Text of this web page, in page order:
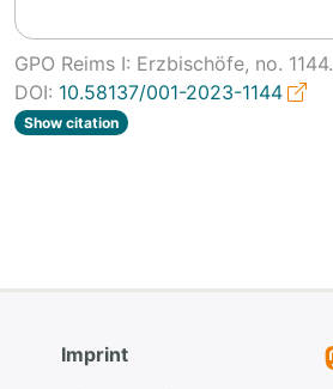
GPO Reims I: Erzbischöfe, no. 1144.
DOI: 10.58137/001-2023-1144
Show citation
Imprint